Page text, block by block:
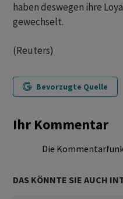
haben deswegen ihre
gewechselt.
(Reuters)
Bevorzugte Quelle
Ihr Kommentar
Die
DAS KÖNNTE SIE AUCH